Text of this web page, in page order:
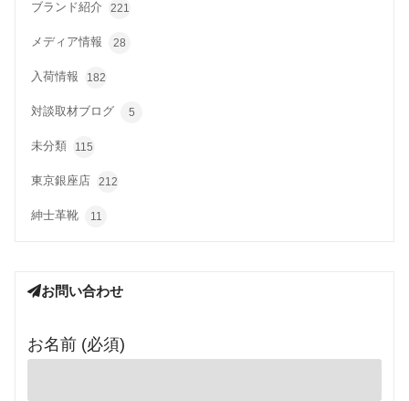
ブランド紹介 221
メディア情報 28
入荷情報 182
対談取材ブログ 5
未分類 115
東京銀座店 212
紳士革靴 11
お問い合わせ
お名前 (必須)